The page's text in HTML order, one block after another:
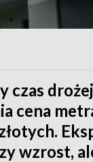
czas
cena
wzrost,